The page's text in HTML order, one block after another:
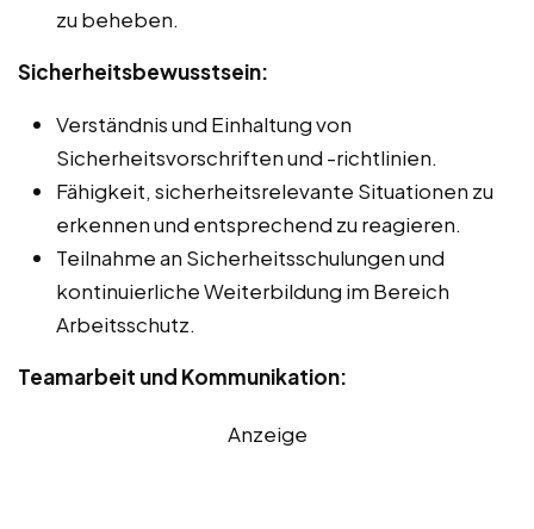
zu beheben.
Sicherheitsbewusstsein:
Verständnis und Einhaltung von
Sicherheitsvorschriften und -richtlinien.
Fähigkeit, sicherheitsrelevante Situationen zu
erkennen und entsprechend zu reagieren.
Teilnahme an Sicherheitsschulungen und
kontinuierliche Weiterbildung im Bereich
Arbeitsschutz.
Teamarbeit und Kommunikation:
Anzeige